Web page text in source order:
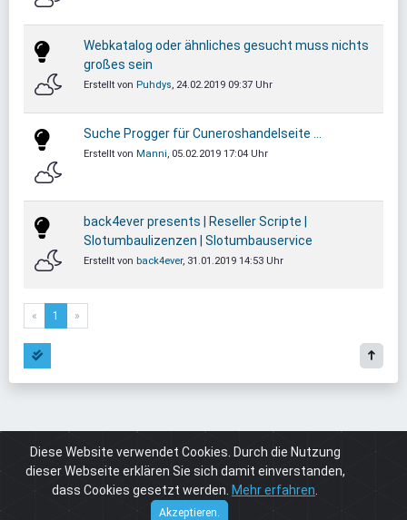
Webkatalog oder ähnliches gesucht muss nichts
großes sein
Erstellt von Puhdys , 24.02.2019 09:37 Uhr
Suche Progger für Cuneroshandelseite ...
Erstellt von Manni , 05.02.2019 17:04 Uhr
back4ever presents | Reseller Scripte |
Slotumbaulizenzen | Slotumbauservice
Erstellt von back4ever, 31.01.2019 14:53 Uhr
« 1 »
Board Cuneros 4 Cuneros 4 Programmierung
Diese Website verwendet Cookies. Durch die Nutzung
dieser Webseite erklären Sie sich damit einverstanden,
dass Cookies gesetzt werden. Mehr erfahren
Akzeptieren.